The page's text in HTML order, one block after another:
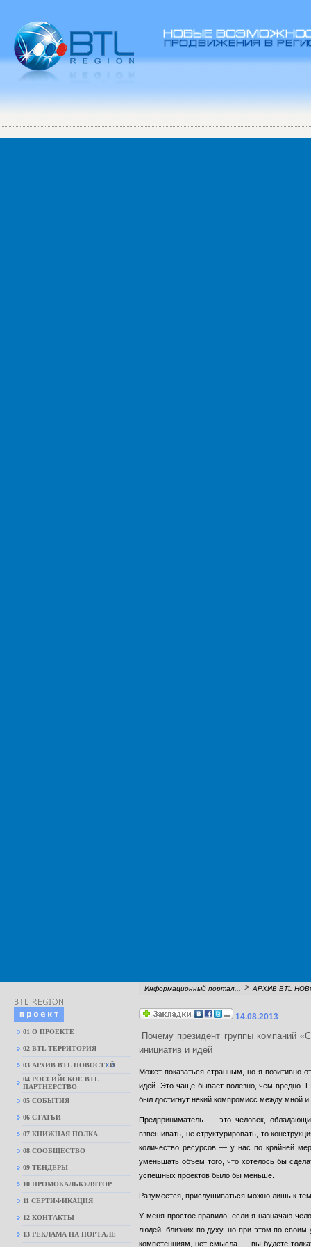
Информационный портал... > АРХИВ BTL
01 О ПРОЕКТЕ
02 BTL ТЕРРИТОРИЯ
03 АРХИВ BTL НОВОСТЕЙ
04 РОССИЙСКОЕ BTL
ПАРТНЕРСТВО
05 СОБЫТИЯ
06 СТАТЬИ
07 КНИЖНАЯ ПОЛКА
08 CООБЩЕСТВО
09 ТЕНДЕРЫ
10 ПРОМОКАЛЬКУЛЯТОР
11 СЕРТИФИКАЦИЯ
12 КОНТАКТЫ
13 РЕКЛАМА НА ПОРТАЛЕ
14.08.2013
Почему президент группы компаний
инициатив и идей
Может показаться странным, но я позитивно
идей. Это чаще бывает полезно, чем вредно.
был достигнут некий компромисс между мной
Предприниматель — это человек,
взвешивать, не структурировать, то
количество ресурсов — у нас по крайней
уменьшать объем того, что хотелось бы
успешных проектов было бы меньше.
Разумеется, прислушиваться можно лишь к
У меня простое правило: если я назначаю
людей, близких по духу, но при этом по
компетенциям, нет смысла — вы будете